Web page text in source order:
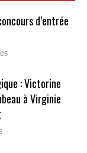
d’entrée
: Victorine
à Virginie